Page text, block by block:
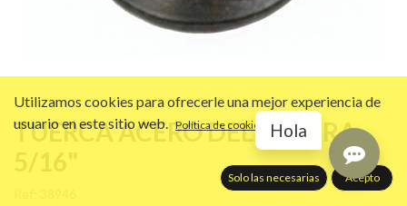
TUERCA ACERO DELANTERA
Utilizamos cookies para ofrecerle una mejor experiencia de
usuario en este sitio web. Política de cookies
Solo las necesarias Acepto
Hola